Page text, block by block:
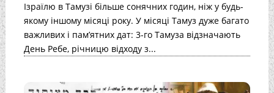
Ізраїлю в Тамузі більше сонячних годин, ніж у будь-
якому іншому місяці року. У місяці Тамуз дуже багато
важливих і пам’ятних дат: 3-го Тамуза відзначають
День Ребе, річницю відходу з...